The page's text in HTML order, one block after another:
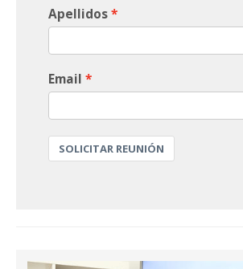
Apellidos
Email
SOLICITAR REUNIÓN